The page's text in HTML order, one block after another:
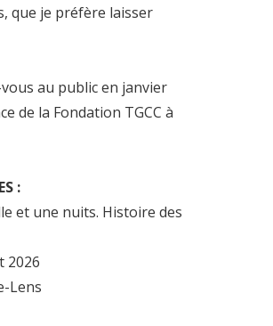
que je préfère laisser
au public en janvier
de la Fondation TGCC à
:
et une nuits. Histoire des
2026
Lens